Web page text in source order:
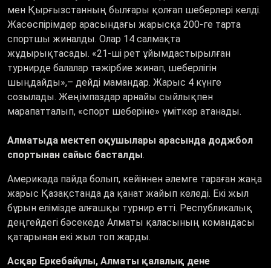
мен Қырғызстанның былғары қолғап шеберлері келді.
Жасөспірімдер арасындағы жарысқа 200-ге тарта
спортшы жиналды. Олар 14 салмақта
жұдырықтасады. «21-ші рет ұйымдастырылған
турнирде балалар тәжірбие жинап, шеберлігін
шыңдайды»,– дейді мамандар. Жарыс 4 күнге
созылады. Жеңімпаздар арнайы сыйлықпен
марапатталып, «спорт шеберіне» үміткер атанады.
Алматыда мектеп оқушылары арасында доджбол
спортынан сайыс басталды.
Америкада пайда болып, кейіннен әлемге тараған жаңа
жарыс Қазақстанда да қанат жайып келеді. Екі жыл
бұрын елімізде алғашқы турнир өтті. Республикалық
деңгейдегі бәсекеде Алматы қаласының командасы
қатарынан екі жыл топ жарды.
Асқар Еркебайұлы, Алматы қалалық дене